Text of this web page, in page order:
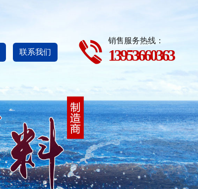
联系我们
销售服务热线：
13953660363